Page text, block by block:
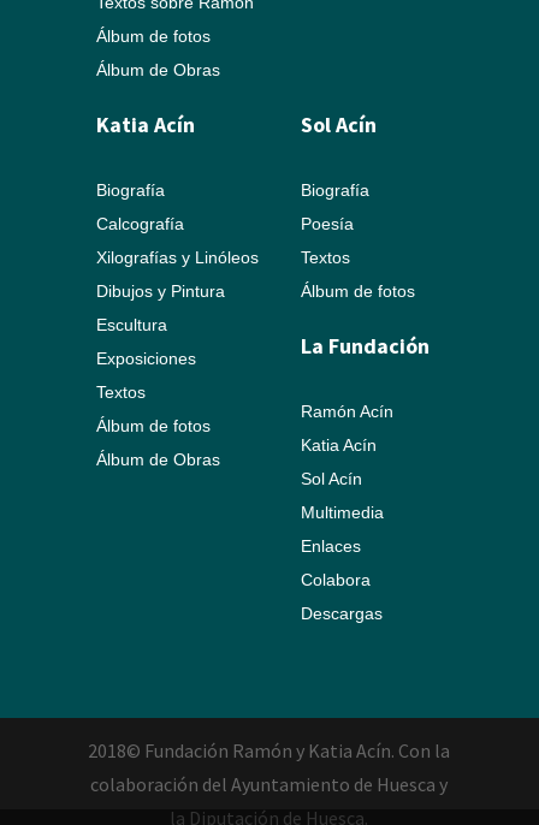
Álbum de fotos
Álbum de Obras
Katia Acín
Biografía
Calcografía
Xilografías y Linóleos
Dibujos y Pintura
Escultura
Exposiciones
Textos
Álbum de fotos
Álbum de Obras
Sol Acín
Biografía
Poesía
Textos
Álbum de fotos
La Fundación
Ramón Acín
Katia Acín
Sol Acín
Multimedia
Enlaces
Colabora
Descargas
2018© Fundación Ramón y Katia Acín. Con la
colaboración del Ayuntamiento de Huesca y
la Diputación de Huesca.